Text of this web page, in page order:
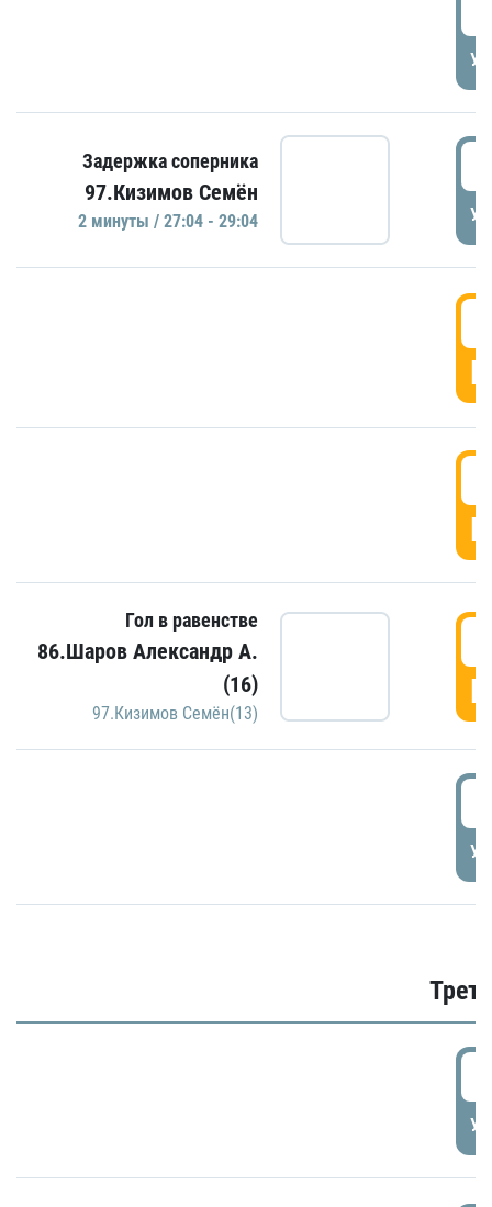
Задержка соперника
97.Кизимов Семён
2 минуты / 27:04 - 29:04
Гол в равенстве
86.Шаров Александр А.
(16)
97.Кизимов Семён(13)